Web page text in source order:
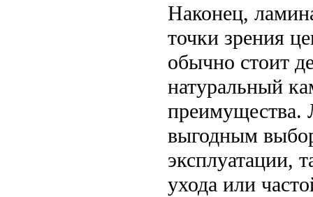
Наконец,
точки зрения
обычно стоит
натуральный
преимущества.
выгодным
эксплуатации,
ухода или